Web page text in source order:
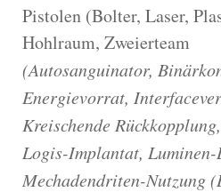
Pistolen (Bolter, Laser,
Hohlraum, Zweierteam
(Autosanguinator,
Energievorrat,
Kreischende
Logis-Implantat, Luminen-
Mechadendriten-Nutzung